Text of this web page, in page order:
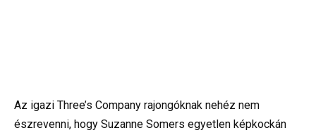
Az igazi Three’s Company rajongóknak nehéz nem
észrevenni, hogy Suzanne Somers egyetlen képkockán